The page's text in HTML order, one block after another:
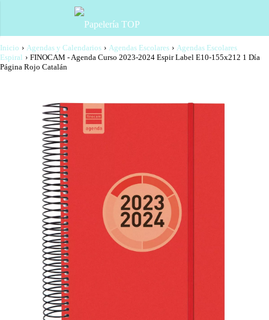
Inicio › Agendas y Calendarios › Agendas Escolares › Agendas Escolares
Espiral › FINOCAM - Agenda Curso 2023-2024 Espir Label E10-155x212 1 Día
Página Rojo Catalán